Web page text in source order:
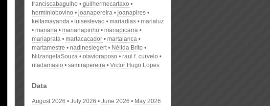
franciscabagulho
guilhermecartaxo
herminiobovino
joanapereira
joanapires
keitamayanda
luisestevao mariadias
marialuz
mariana
marianapinho
mariapicarra
mariaprata
martacacador
martalanca
martamestre
nadinesiegert
Nélida Brito
NilzangelaSouza
otavioraposo
raul f. curvelo
ritadamasio
samirapereira Victor Hugo Lopes
Data
August 2026 July 2026 June 2026
May 2026